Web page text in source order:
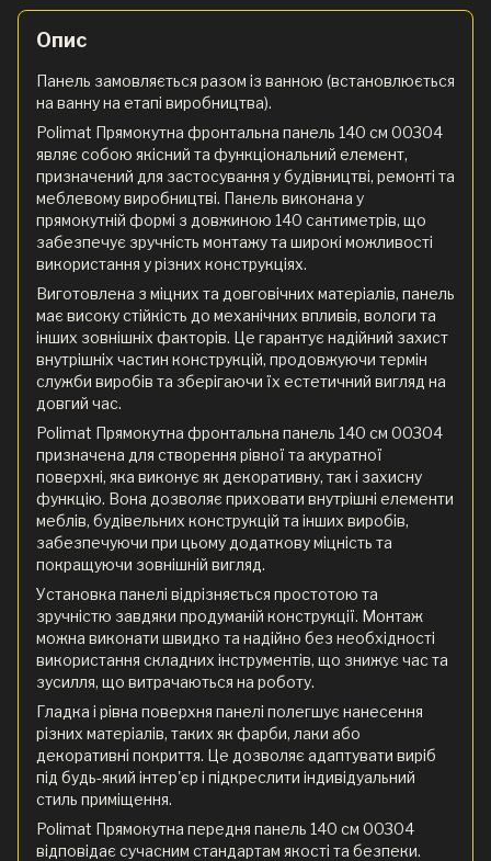
Опис
Панель замовляється разом із ванною (встановлюється
на ванну на етапі виробництва).
Polimat Прямокутна фронтальна панель 140 см 00304
являє собою якісний та функціональний елемент,
призначений для застосування у будівництві, ремонті та
меблевому виробництві. Панель виконана у
прямокутній формі з довжиною 140 сантиметрів, що
забезпечує зручність монтажу та широкі можливості
використання у різних конструкціях.
Виготовлена з міцних та довговічних матеріалів, панель
має високу стійкість до механічних впливів, вологи та
інших зовнішніх факторів. Це гарантує надійний захист
внутрішніх частин конструкцій, продовжуючи термін
служби виробів та зберігаючи їх естетичний вигляд на
довгий час.
Polimat Прямокутна фронтальна панель 140 см 00304
призначена для створення рівної та акуратної
поверхні, яка виконує як декоративну, так і захисну
функцію. Вона дозволяє приховати внутрішні елементи
меблів, будівельних конструкцій та інших виробів,
забезпечуючи при цьому додаткову міцність та
покращуючи зовнішній вигляд.
Установка панелі відрізняється простотою та
зручністю завдяки продуманій конструкції. Монтаж
можна виконати швидко та надійно без необхідності
використання складних інструментів, що знижує час та
зусилля, що витрачаються на роботу.
Гладка і рівна поверхня панелі полегшує нанесення
різних матеріалів, таких як фарби, лаки або
декоративні покриття. Це дозволяє адаптувати виріб
під будь-який інтер'єр і підкреслити індивідуальний
стиль приміщення.
Polimat Прямокутна передня панель 140 см 00304
відповідає сучасним стандартам якості та безпеки.